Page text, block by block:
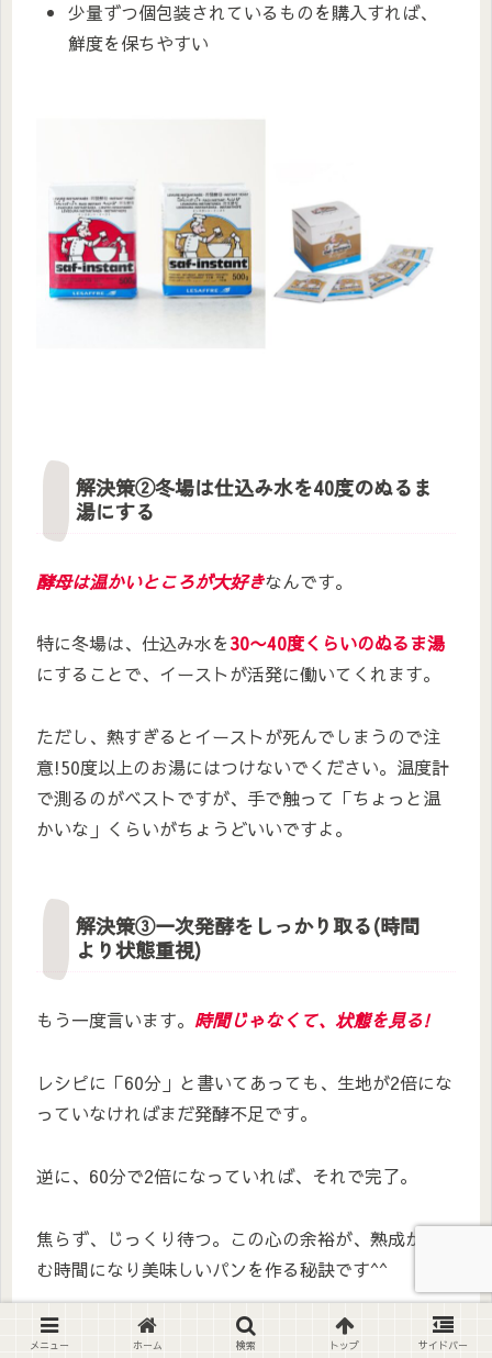
少量ずつ個包装されているものを購入すれば、
鮮度を保ちやすい
解決策②冬場は仕込み水を40度のぬるま
湯にする
酵母は温かいところが大好きなんです。
特に冬場は、仕込み水を30〜40度くらいのぬるま湯
にすることで、イーストが活発に働いてくれます。
ただし、熱すぎるとイーストが死んでしまうので注
意!50度以上のお湯にはつけないでください。温度計
で測るのがベストですが、手で触って「ちょっと温
かいな」くらいがちょうどいいですよ。
解決策③一次発酵をしっかり取る(時間
より状態重視)
もう一度言います。 時間じゃなくて、状態を見る!
レシピに「60分」と書いてあっても、生地が2倍にな
っていなければまだ発酵不足です。
逆に、60分で2倍になっていれば、それで完了。
焦らず、じっくり待つ。この心の余裕が、熟成が進
む時間になり美味しいパンを作る秘訣です^^
メニュー ホーム 検索 トップ サイドバー